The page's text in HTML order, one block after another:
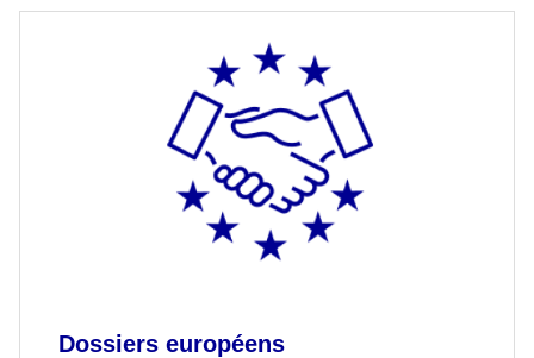
Dossiers européens